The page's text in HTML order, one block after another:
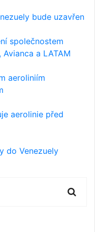
bude uzavřen
společnostem
Avianca a LATAM
aeroliniím
aerolinie před
do Venezuely